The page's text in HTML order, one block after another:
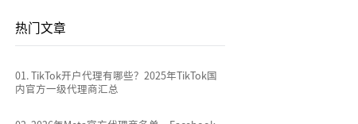
热门文章
01.TikTok开户代理有哪些？2025年TikTok国
内官方一级代理商汇总